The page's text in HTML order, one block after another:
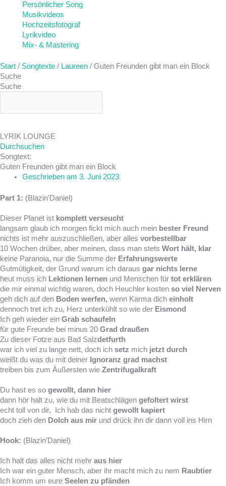
Persönlicher Song
Musikvideos
Hochzeitsfotograf
Lyrikvideo
Mix- & Mastering
Start / Songtexte / Laureen / Guten Freunden gibt man ein Block
Suche
Suche
LYRIK LOUNGE
Durchsuchen
Songtext:
Guten Freunden gibt man ein Block
Geschrieben am 3. Juni 2023
Part 1: (Blazin’Daniel)
Dieser Planet ist komplett verseucht
langsam glaub ich morgen fickt mich auch mein bester Freund
nichts ist mehr auszuschließen, aber alles vorbestellbar
10 Wochen drüber, aber meinen, dass man stets Wort hält, klar
keine Paranoia, nur die Summe der Erfahrungswerte
Gutmütigkeit, der Grund warum ich daraus gar nichts lerne
heut muss ich Lektionen lernen und Menschen für tot erklären
die mir einmal wichtig waren, doch Heuchler kosten so viel Nerven
geh dich auf den Boden werfen, wenn Karma dich einholt
dennoch tret ich zu, Herz unterkühlt so wie der Eismond
Ich geh wieder ein Grab schaufeln
für gute Freunde bei minus 20 Grad draußen
Zu dieser Fotze aus Bad Salzdetfurth
war ich viel zu lange nett, doch ich setz mich jetzt durch
weißt du was du mit deiner Ignoranz grad machst
treiben bis zum Äußersten wie Zentrifugalkraft
Du hast es so gewollt, dann hier
dann hör halt zu, wie du mit Beatschlägen gefoltert wirst
echt toll von dir, Ich hab das nicht gewollt kapiert
doch zieh den Dolch aus mir und drück ihn dir dann voll ins Hirn
Hook: (Blazin’Daniel)
Ich halt das alles nicht mehr aus hier
Ich war ein guter Mensch, aber ihr macht mich zu nem Raubtier
Ich komm um eure Seelen zu pfänden